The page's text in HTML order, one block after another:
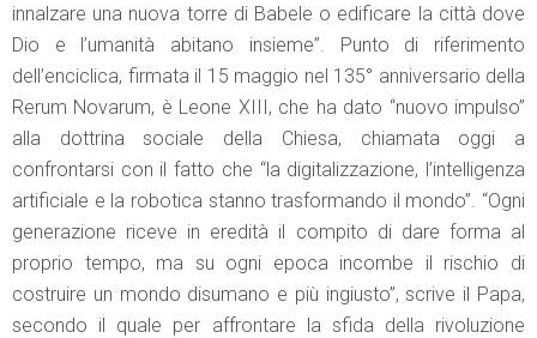
innalzare una nuova torre di Babele o edificare la città dove
Dio e l’umanità abitano insieme”. Punto di riferimento
dell’enciclica, firmata il 15 maggio nel 135° anniversario della
Rerum Novarum, è Leone XIII, che ha dato “nuovo impulso”
alla dottrina sociale della Chiesa, chiamata oggi a
confrontarsi con il fatto che “la digitalizzazione, l’intelligenza
artificiale e la robotica stanno trasformando il mondo”. “Ogni
generazione riceve in eredità il compito di dare forma al
proprio tempo, ma su ogni epoca incombe il rischio di
costruire un mondo disumano e più ingiusto”, scrive il Papa,
secondo il quale per affrontare la sfida della rivoluzione